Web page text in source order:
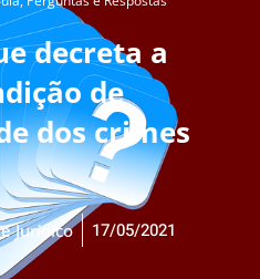
decreta a
de
dos crimes
Jurídico 17/05/2021